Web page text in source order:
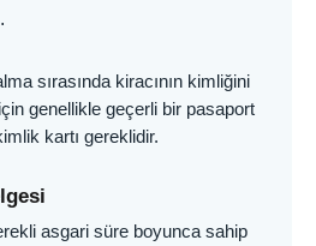
sırasında kiracının kimliğini
genellikle geçerli bir pasaport
kartı gereklidir.
asgari süre boyunca sahip